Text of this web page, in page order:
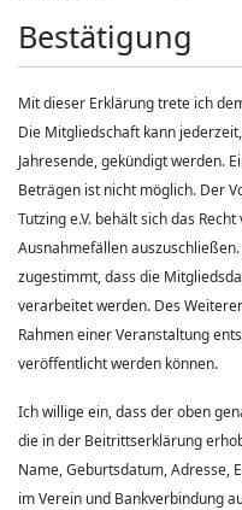
Bestätigung
Mit dieser Erklärung trete ich
Die Mitgliedschaft kann
Jahresende, gekündigt werden.
Beträgen ist nicht möglich. Der
Tutzing e.V. behält sich das
Ausnahmefällen
zugestimmt, dass die
verarbeitet werden. Des
Rahmen einer Veranstaltung
veröffentlicht werden können.
Ich willige ein, dass der oben
die in der Beitrittserklärung
Name, Geburtsdatum, Adresse,
im Verein und Bankverbindung